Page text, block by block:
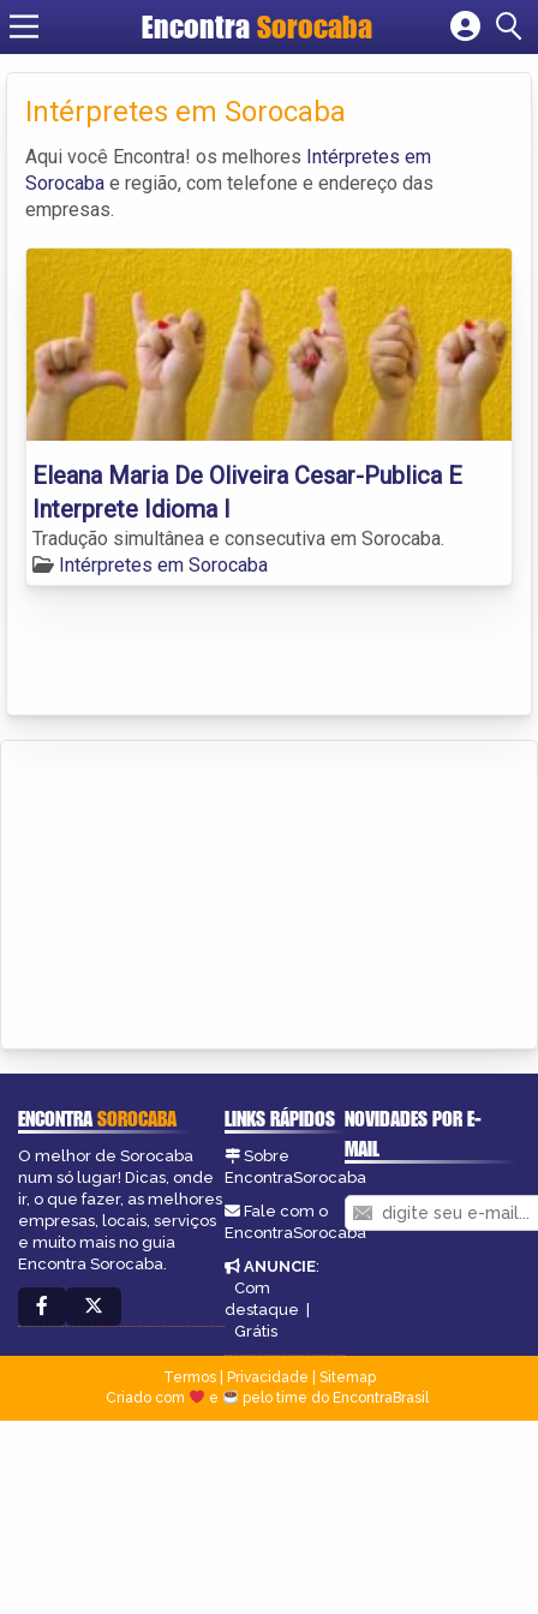
EncontraSorocaba
Cadastrar empresa
Criar conta
Intérpretes em Sorocaba
Aqui você Encontra! os melhores Intérpretes em
Sorocaba e região, com telefone e endereço das
empresas.
Eleana Maria De Oliveira Cesar-Publica E
Interprete Idioma I
Tradução simultânea e consecutiva em Sorocaba.
Intérpretes em Sorocaba
ENCONTRASOROCABA
O melhor de Sorocaba
num só lugar! Dicas, onde
ir, o que fazer, as melhores
empresas, locais, serviços
e muito mais no guia
Encontra Sorocaba.
LINKS RÁPIDOS
Sobre
EncontraSorocaba
Fale com o
EncontraSorocaba
ANUNCIE:
Com
destaque |
Grátis
NOVIDADES POR E-
MAIL
Termos| Privacidade
Sitemap
Criado com
e pelo time do EncontraBrasil